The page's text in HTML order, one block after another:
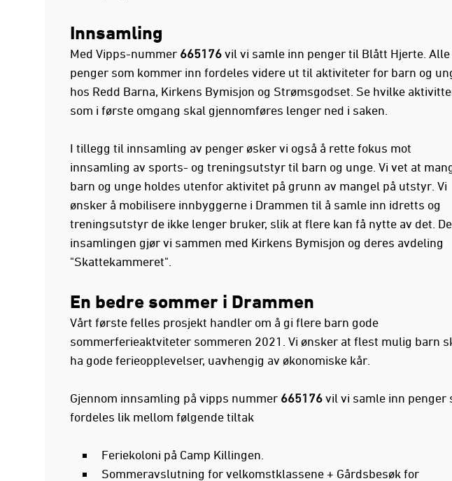
Innsamling
Med Vipps-nummer 665176 vil vi samle inn penger til Blått Hjerte. Alle
penger som kommer inn fordeles videre ut til aktiviteter for barn og
hos Redd Barna, Kirkens Bymisjon og Strømsgodset. Se hvilke
som i første omgang skal gjennomføres lenger ned i saken.
I tillegg til innsamling av penger øsker vi også å rette fokus mot
innsamling av sports- og treningsutstyr til barn og unge. Vi vet at
barn og unge holdes utenfor aktivitet på grunn av mangel på utstyr. Vi
ønsker å mobilisere innbyggerne i Drammen til å samle inn idretts og
treningsutstyr de ikke lenger bruker, slik at flere kan få nytte av det.
insamlingen gjør vi sammen med Kirkens Bymisjon og deres avdeling
"Skattekammeret".
En bedre sommer i Drammen
Vårt første felles prosjekt handler om å gi flere barn gode
sommerferieaktviteter sommeren 2021. Vi ønsker at flest mulig barn
ha gode ferieopplevelser, uavhengig av økonomiske kår.
Gjennom innsamling på vipps nummer 665176vil vi samle inn penger
fordeles lik mellom følgende tiltak
Feriekoloni på Camp Killingen.
Sommeravslutning for velkomstklassene + Gårdsbesøk for